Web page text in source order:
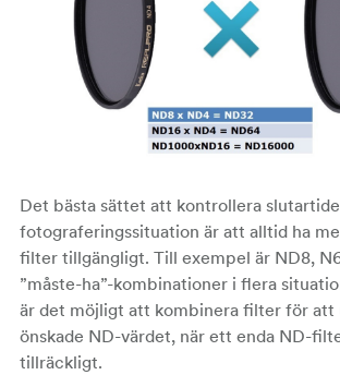
Det bästa sättet att kontrollera
fotograferingssituation är att alltid ha
filter tillgängligt. Till exempel är ND8,
”måste-ha”-kombinationer i flera
är det möjligt att kombinera filter för att
önskade ND-värdet, när ett enda ND-
tillräckligt.